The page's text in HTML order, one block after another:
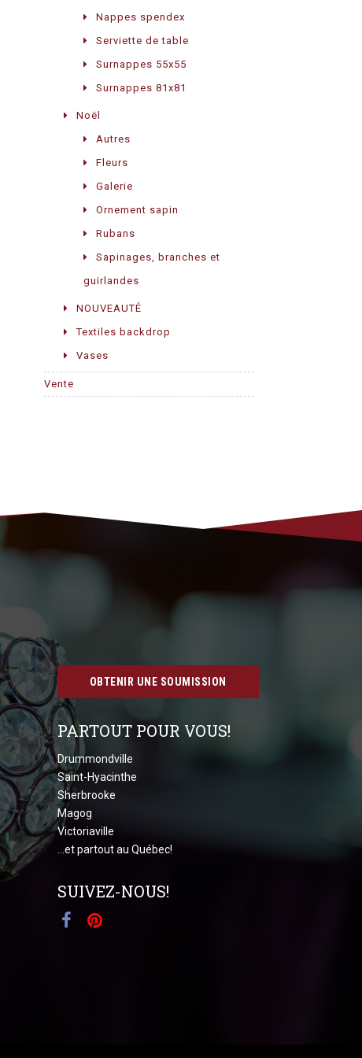
Nappes spendex
Serviette de table
Surnappes 55x55
Surnappes 81x81
Noël
Autres
Fleurs
Galerie
Ornement sapin
Rubans
Sapinages, branches et
guirlandes
NOUVEAUTÉ
Textiles backdrop
Vases
Vente
OBTENIR UNE SOUMISSION
PARTOUT POUR VOUS!
Drummondville
Saint-Hyacinthe
Sherbrooke
Magog
Victoriaville
...et partout au Québec!
SUIVEZ-NOUS!